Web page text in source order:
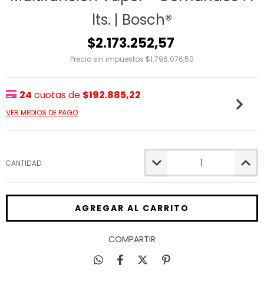
lts. | Bosch®
$2.173.252,57
Precio sin impuestos $1.796.076,50
24 cuotas de $192.885,22
VER MEDIOS DE PAGO
CANTIDAD
COMPARTIR